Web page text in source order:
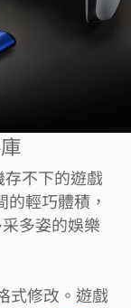
不下的遊戲
輕巧體積，
多姿的娛樂
式修改。遊戲